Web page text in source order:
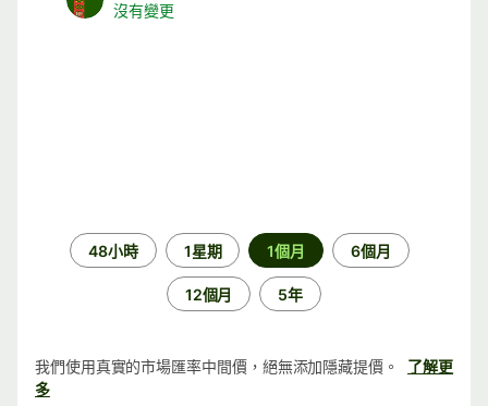
沒有變更
48小時 1星期 1個月 6個月
12個月 5年
我們使用真實的市場匯率中間價，絕無添加隱藏提價。
了解更
多